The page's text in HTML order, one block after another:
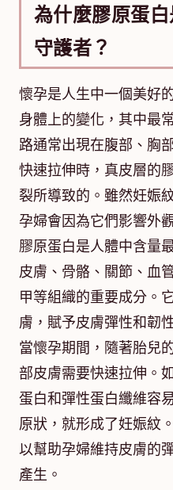
為什麼膠原蛋
守護者？
懷孕是人生中一個美好
身體上的變化，其中最
路通常出現在腹部、胸
快速拉伸時，真皮層的
裂所導致的。雖然妊娠
孕婦會因為它們影響外
膠原蛋白是人體中含量
皮膚、骨骼、關節、血
甲等組織的重要成分。
膚，賦予皮膚彈性和韌
當懷孕期間，隨著胎兒
部皮膚需要快速拉伸。
蛋白和彈性蛋白纖維容
原狀，就形成了妊娠紋
以幫助孕婦維持皮膚的
產生。